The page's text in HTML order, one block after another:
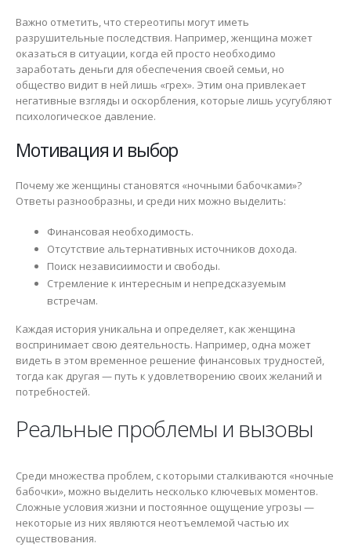
Важно отметить, что стереотипы могут иметь
разрушительные последствия. Например, женщина может
оказаться в ситуации, когда ей просто необходимо
заработать деньги для обеспечения своей семьи, но
общество видит в ней лишь «грех». Этим она привлекает
негативные взгляды и оскорбления, которые лишь усугубляют
психологическое давление.
Мотивация и выбор
Почему же женщины становятся «ночными бабочками»?
Ответы разнообразны, и среди них можно выделить:
Финансовая необходимость.
Отсутствие альтернативных источников дохода.
Поиск независиимости и свободы.
Стремление к интересным и непредсказуемым
встречам.
Каждая история уникальна и определяет, как женщина
воспринимает свою деятельность. Например, одна может
видеть в этом временное решение финансовых трудностей,
тогда как другая — путь к удовлетворению своих желаний и
потребностей.
Реальные проблемы и вызовы
Среди множества проблем, с которыми сталкиваются «ночные
бабочки», можно выделить несколько ключевых моментов.
Сложные условия жизни и постоянное ощущение угрозы —
некоторые из них являются неотъемлемой частью их
существования.